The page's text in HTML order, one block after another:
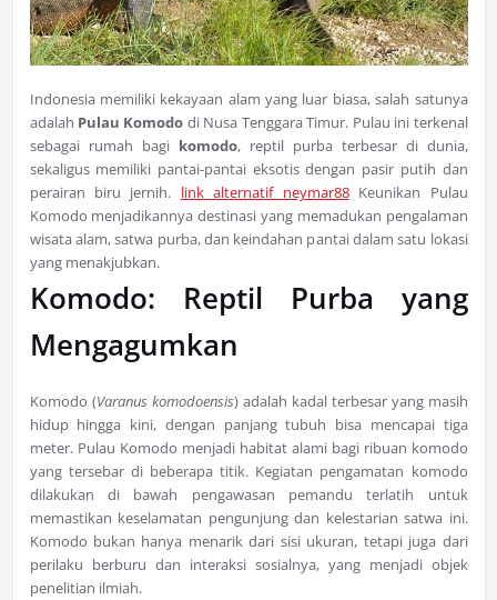
Indonesia memiliki kekayaan alam yang luar biasa, salah satunya
adalah Pulau Komodo di Nusa Tenggara Timur. Pulau ini terkenal
sebagai rumah bagi komodo, reptil purba terbesar di dunia,
sekaligus memiliki pantai-pantai eksotis dengan pasir putih dan
perairan biru jernih. link alternatif neymar88Keunikan Pulau
Komodo menjadikannya destinasi yang memadukan pengalaman
wisata alam, satwa purba, dan keindahan pantai dalam satu lokasi
yang menakjubkan.
Komodo: Reptil Purba yang
Mengagumkan
Komodo (Varanus komodoensis) adalah kadal terbesar yang masih
hidup hingga kini, dengan panjang tubuh bisa mencapai tiga
meter. Pulau Komodo menjadi habitat alami bagi ribuan komodo
yang tersebar di beberapa titik. Kegiatan pengamatan komodo
dilakukan di bawah pengawasan pemandu terlatih untuk
memastikan keselamatan pengunjung dan kelestarian satwa ini.
Komodo bukan hanya menarik dari sisi ukuran, tetapi juga dari
perilaku berburu dan interaksi sosialnya, yang menjadi objek
penelitian ilmiah.